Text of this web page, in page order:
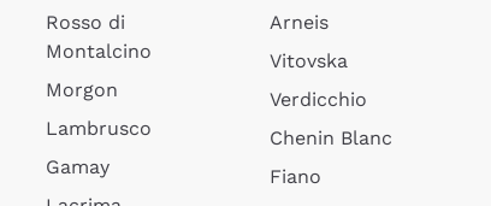
Rosso di
Montalcino
Morgon
Lambrusco
Gamay
Arneis
Vitovska
Verdicchio
Chenin Blanc
Fiano